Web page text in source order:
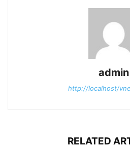
admin
http://localhost/
RELATED